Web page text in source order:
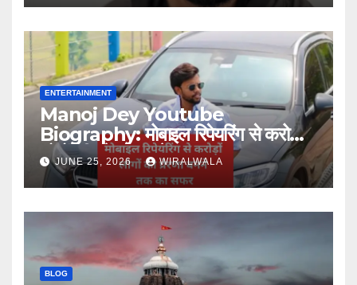
ENTERTAINMENT
Manoj Dey Youtube
Biography: मोबाइल रिपेयरिंग से करोड़ों
लोगों की प्रेरणा बनने तक का सफर
JUNE 25, 2026 WIRALWALA
BLOG